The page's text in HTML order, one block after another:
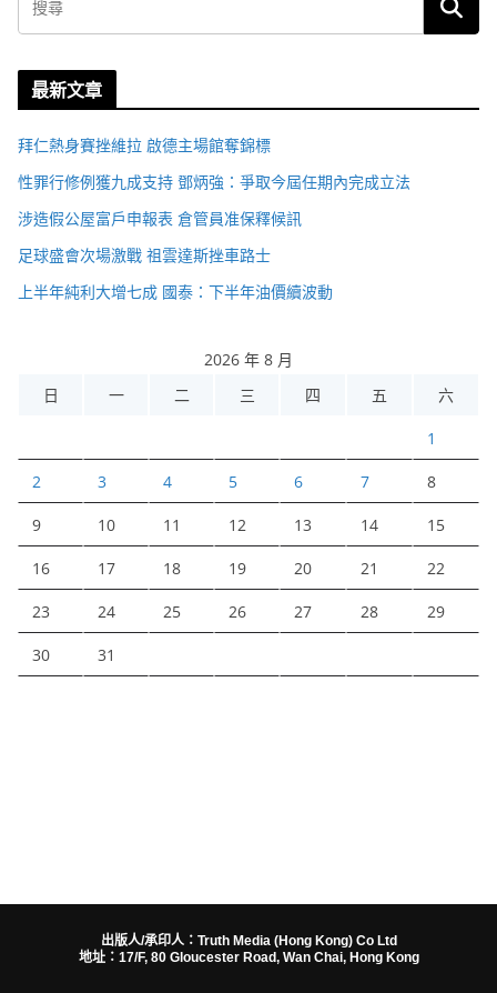
最新文章
拜仁熱身賽挫維拉 啟德主場館奪錦標
性罪行修例獲九成支持 鄧炳強：爭取今屆任期內完成立法
涉造假公屋富戶申報表 倉管員准保釋候訊
足球盛會次場激戰 祖雲達斯挫車路士
上半年純利大增七成 國泰：下半年油價續波動
2026 年 8 月
日
一 二 三 四 五 六
1
2 3 4 5 6 7 8
9 10 11 12 13 14 15
16 17 18 19 20 21 22
23 24 25 26 27 28 29
30 31
出版人/承印人：Truth Media (Hong Kong) Co Ltd
地址：17/F, 80 Gloucester Road, Wan Chai, Hong Kong